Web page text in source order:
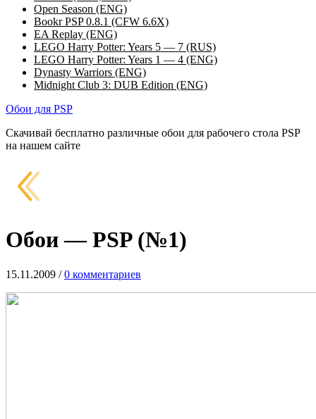
Open Season (ENG)
Bookr PSP 0.8.1 (CFW 6.6X)
EA Replay (ENG)
LEGO Harry Potter: Years 5 — 7 (RUS)
LEGO Harry Potter: Years 1 — 4 (ENG)
Dynasty Warriors (ENG)
Midnight Club 3: DUB Edition (ENG)
Обои для PSP
Скачивай бесплатно различные обои для рабочего стола PSP
на нашем сайте
Обои — PSP (№1)
15.11.2009 /0 комментариев